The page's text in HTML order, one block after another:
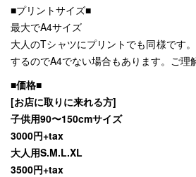
■プリントサイズ■
最大でA4サイズ
大人のTシャツにプリントでも同様です
するのでA4でない場合もあります。ご理
■価格■
[お店に取りに来れる方]
子供用90〜150cmサイズ
3000円+tax
大人用S.M.L.XL
3500円+tax